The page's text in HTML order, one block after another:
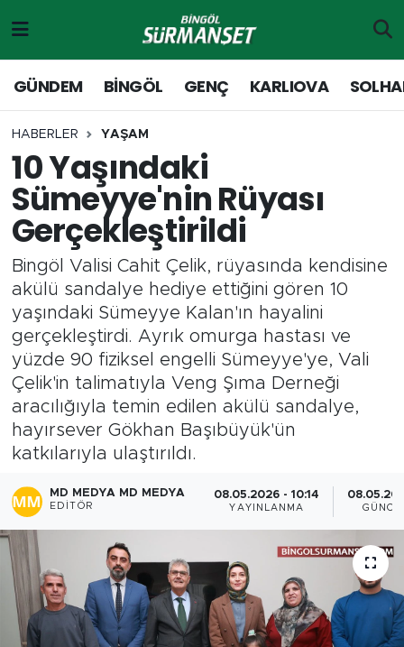
GÜNDEM BİNGÖL GENÇ KARLIOVA
HABERLER YAŞAM
10 Yaşındaki
Sümeyye'nin Rüyası
Gerçekleştirildi
Bingöl Valisi Cahit Çelik, rüyasında kendisine
akülü sandalye hediye ettiğini gören 10
yaşındaki Sümeyye Kalan'ın hayalini
gerçekleştirdi. Ayrık omurga hastası ve
yüzde 90 fiziksel engelli Sümeyye'ye, Vali
Çelik'in talimatıyla Veng Şıma Derneği
aracılığıyla temin edilen akülü sandalye,
hayırsever Gökhan Başıbüyük'ün
katkılarıyla ulaştırıldı.
MD MEDYA MD MEDYA
EDITÖR
08.05.2026 - 10:14
YAYINLANMA
Genç
Solhan
Karlıova
Adaklı-Kiğı
Yayladere-Yedisu
MD Prestij Dergisi
Siyaset
Spor
Sağlık
Eğitim
Ekonomi
Merkez Hava Durumu
Merkez Trafik Yoğunluk Haritası
Süper Lig Puan Durumu ve Fikstür
Tüm Manşetler
Son Dakika Haberleri
Haber Arşivi